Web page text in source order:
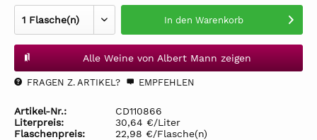
In den Warenkorb
Alle Weine von Albert Mann zeigen
FRAGEN Z. ARTIKEL? EMPFEHLEN
Artikel-Nr.:
CD110866
Literpreis:
30,64 €/Liter
Flaschenpreis:
22,98 €/Flasche(n)